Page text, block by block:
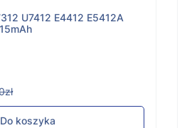
U7412 E4412 E5412A
Do koszyka